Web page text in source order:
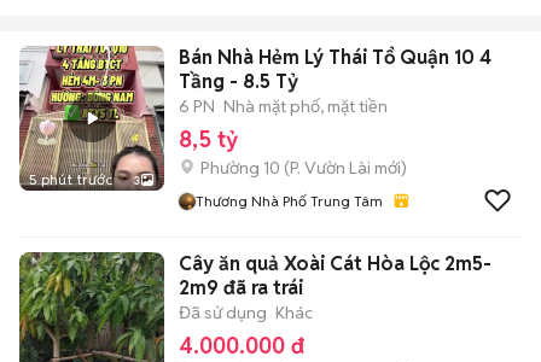
5 phút trước 3
Bán Nhà Hẻm Lý Thái Tổ Quận 10 4
Tầng - 8.5 Tỷ
6 PN Nhà mặt phố, mặt tiền
8,5 tỷ
Phường 10 (P. Vườn Lài mới)
Thương Nhà Phố Trung Tâm
Cây ăn quả Xoài Cát Hòa Lộc 2m5-
2m9 đã ra trái
Đã sử dụng Khác
4.000.000 đ